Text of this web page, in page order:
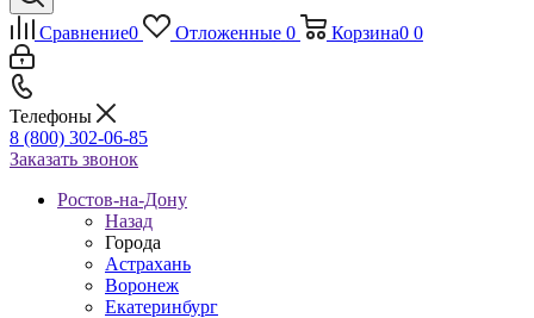
Сравнение0 Отложенные 0 Корзина0 0
Телефоны
8 (800) 302-06-85
Заказать звонок
Ростов-на-Дону
Назад
Города
Астрахань
Воронеж
Екатеринбург